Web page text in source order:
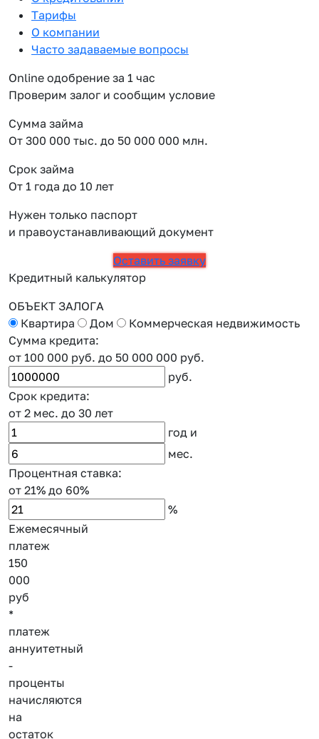
Тарифы
О компании
Часто задаваемые вопросы
Online одобрение за 1 час
Проверим залог и сообщим условие
Сумма займа
От 300 000 тыс. до 50 000 000 млн.
Срок займа
От 1 года до 10 лет
Нужен только паспорт
и правоустанавливающий документ
Оставить заявку
Кредитный калькулятор
ОБЪЕКТ ЗАЛОГА
Квартира
Дом
Коммерческая недвижимость
Сумма кредита:
от 100 000 руб. до 50 000 000 руб.
руб.
Срок кредита:
от 2 мес. до 30 лет
год и
мес.
Процентная ставка:
от 21% до 60%
%
Ежемесячный
платеж
150
000
руб
*
платеж
аннуитетный
-
проценты
начисляются
на
остаток